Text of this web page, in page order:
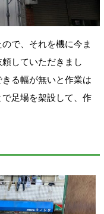
で、それを機に今ま
していただきまし
る幅が無いと作業は
足場を架設して、作